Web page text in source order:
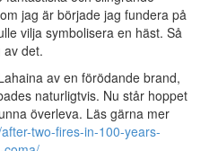
jag är började jag fundera på
vilja symbolisera en häst. Så
av det.
av en förödande brand,
naturligtvis. Nu står hoppet
överleva. Läs gärna mer
two-fires-in-100-years-